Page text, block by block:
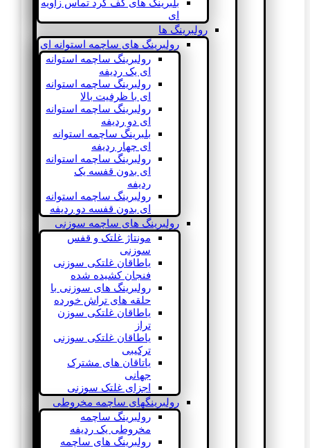
بلبرینگ های کف گرد تماس زاویه
ای
رولبرینگ ها
رولبرینگ های ساچمه استوانه ای
رولبرینگ ساچمه استوانه
ای یک ردیفه
رولبرینگ ساچمه استوانه
ای با ظرفیت بالا
رولبرینگ ساچمه استوانه
ای دو ردیفه
بلبرینگ ساچمه استوانه
ای چهار ردیفه
رولبرینگ ساچمه استوانه
ای بدون قفسه یک
ردیفه
رولبرینگ ساچمه استوانه
ای بدون قفسه دو ردیفه
رولبرینگ های ساچمه سوزنی
مونتاژ غلتک و قفس
سوزنی
یاطاقان غلتکی سوزنی
فنجان کشیده شده
رولبرینگ های سوزنی با
حلقه های تراش خورده
یاطاقان غلتکی سوزن
تراز
یاطاقان غلتکی سوزنی
ترکیبی
یاتاقان های مشترک
جهانی
اجزای غلتک سوزنی
رولبرینگهای ساچمه مخروطی
رولبرینگ ساچمه
مخروطی یک ردیفه
رولبرینگ های ساچمه